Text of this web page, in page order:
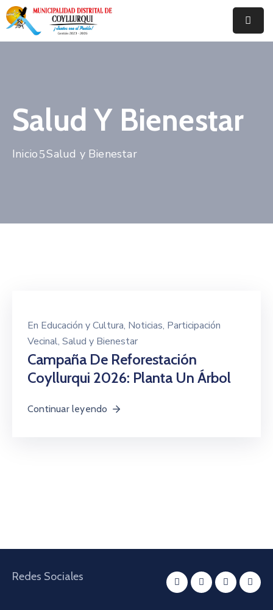
Noticias
Y
Salud Y Bienestar
Inicio Salud y Bienestar
En Educación y Cultura‚ Noticias‚ Participación
Vecinal‚ Salud y Bienestar
Campaña De Reforestación
Coyllurqui 2026: Planta Un Árbol
Continuar leyendo
Redes Sociales